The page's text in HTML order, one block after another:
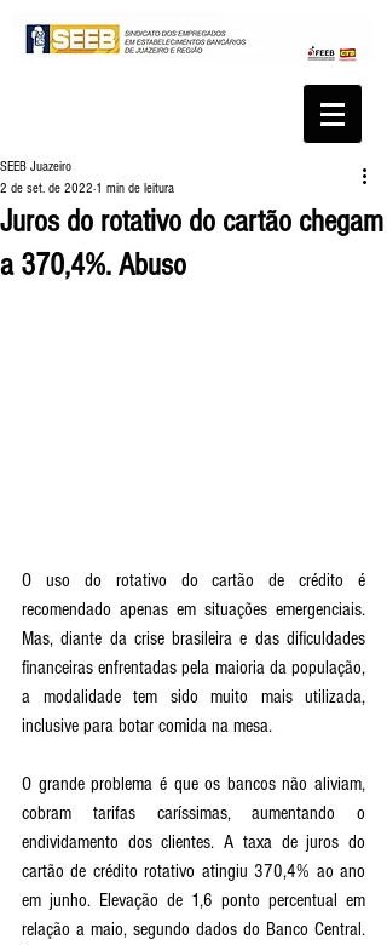
Juros do rotativo do cartão chegam
a 370,4%. Abuso
SEEB Juazeiro
2 de set. de 2022 1 min de leitura
O uso do rotativo do cartão de crédito é
recomendado apenas em situações emergenciais.
Mas, diante da crise brasileira e das dificuldades
financeiras enfrentadas pela maioria da população,
a modalidade tem sido muito mais utilizada,
inclusive para botar comida na mesa.
O grande problema é que os bancos não aliviam,
cobram tarifas caríssimas, aumentando o
endividamento dos clientes. A taxa de juros do
cartão de crédito rotativo atingiu 370,4% ao ano
em junho. Elevação de 1,6 ponto percentual em
relação a maio, segundo dados do Banco Central.